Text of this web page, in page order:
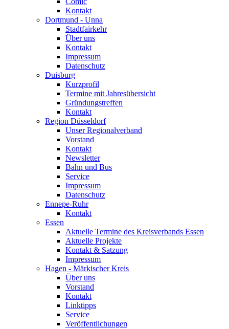
Kontakt
Dortmund - Unna
Stadtfairkehr
Über uns
Kontakt
Impressum
Datenschutz
Duisburg
Kurzprofil
Termine mit Jahresübersicht
Gründungstreffen
Kontakt
Region Düsseldorf
Unser Regionalverband
Vorstand
Kontakt
Newsletter
Bahn und Bus
Service
Impressum
Datenschutz
Ennepe-Ruhr
Kontakt
Essen
Aktuelle Termine des Kreisverbands Essen
Aktuelle Projekte
Kontakt & Satzung
Impressum
Hagen - Märkischer Kreis
Über uns
Vorstand
Kontakt
Linktipps
Service
Veröffentlichungen